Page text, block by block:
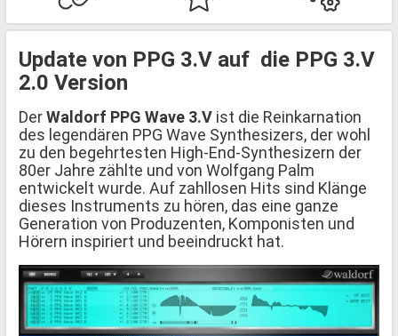
Update von PPG 3.V auf die PPG 3.V
2.0 Version
DerWaldorf PPG Wave 3.V ist die Reinkarnation
des legendären PPG Wave Synthesizers, der wohl
zu den begehrtesten High-End-Synthesizern der
80er Jahre zählte und von Wolfgang Palm
entwickelt wurde. Auf zahllosen Hits sind Klänge
dieses Instruments zu hören, das eine ganze
Generation von Produzenten, Komponisten und
Hörern inspiriert und beeindruckt hat.